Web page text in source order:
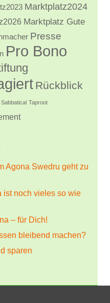
Marktplatz2024
Marktplatz Gute
Presse
Pro Bono
Rückblick
Taproot
Agona Swedru geht zu
ist noch vieles so wie
– für Dich!
bleibend machen?
sparen